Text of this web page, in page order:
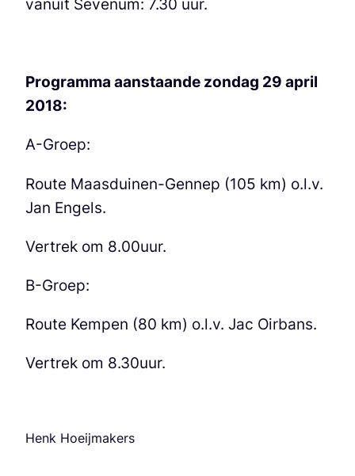
vanuit Sevenum: 7.30 uur.
Programma aanstaande zondag 29 april
2018:
A-Groep:
Route Maasduinen-Gennep (105 km) o.l.v.
Jan Engels.
Vertrek om 8.00uur.
B-Groep:
Route Kempen (80 km) o.l.v. Jac Oirbans.
Vertrek om 8.30uur.
Henk Hoeijmakers